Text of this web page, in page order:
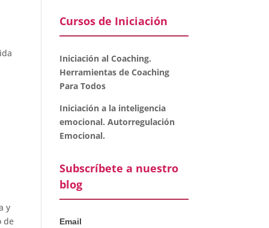
y
de
Cursos de Iniciación
Iniciación al Coaching.
Herramientas de Coaching
Para Todos
Iniciación a la inteligencia
emocional. Autorregulación
Emocional.
Subscríbete a nuestro
blog
Email